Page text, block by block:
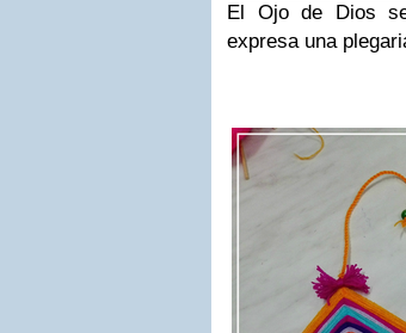
El Ojo de Dios
expresa una